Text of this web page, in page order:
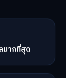
มากที่สุด